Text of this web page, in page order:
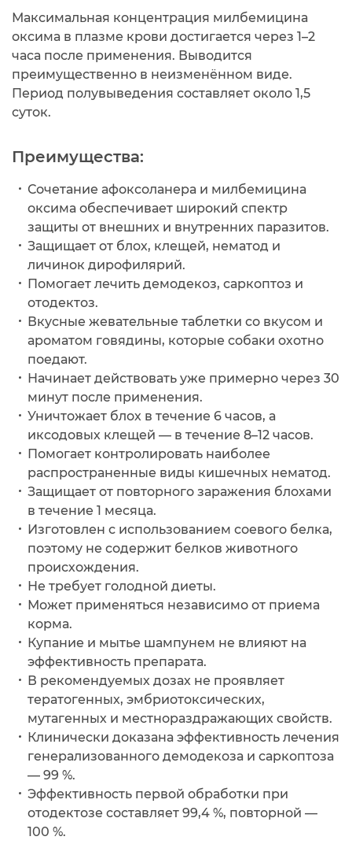
Максимальная концентрация милбемицина
оксима в плазме крови достигается через 1–2
часа после применения. Выводится
преимущественно в неизменённом виде.
Период полувыведения составляет около 1,5
суток.
Преимущества:
Сочетание афоксоланера и милбемицина
оксима обеспечивает широкий спектр
защиты от внешних и внутренних паразитов.
Защищает от блох, клещей, нематод и
личинок дирофилярий.
Помогает лечить демодекоз, саркоптоз и
отодектоз.
Вкусные жевательные таблетки со вкусом и
ароматом говядины, которые собаки охотно
поедают.
Начинает действовать уже примерно через 30
минут после применения.
Уничтожает блох в течение 6 часов, а
иксодовых клещей — в течение 8–12 часов.
Помогает контролировать наиболее
распространенные виды кишечных нематод.
Защищает от повторного заражения блохами
в течение 1 месяца.
Изготовлен с использованием соевого белка,
поэтому не содержит белков животного
происхождения.
Не требует голодной диеты.
Может применяться независимо от приема
корма.
Купание и мытье шампунем не влияют на
эффективность препарата.
В рекомендуемых дозах не проявляет
тератогенных, эмбриотоксических,
мутагенных и местнораздражающих свойств.
Клинически доказана эффективность лечения
генерализованного демодекоза и саркоптоза
— 99 %.
Эффективность первой обработки при
отодектозе составляет 99,4 %, повторной —
100 %.